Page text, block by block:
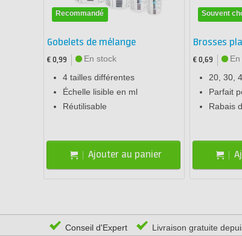
Recommandé
Gobelets de mélange
€ 0,99
En stock
4 tailles différentes
Échelle lisible en ml
Réutilisable
Ajouter au panier
Souvent
Brosses
€ 0,69
20, 30,
Parfait
Rabais
Conseil d'Expert Livraison gratuite